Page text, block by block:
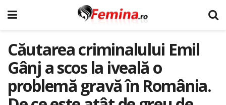
Căutarea criminalului Emil
Gânj a scos la iveală o
problemă gravă în România.